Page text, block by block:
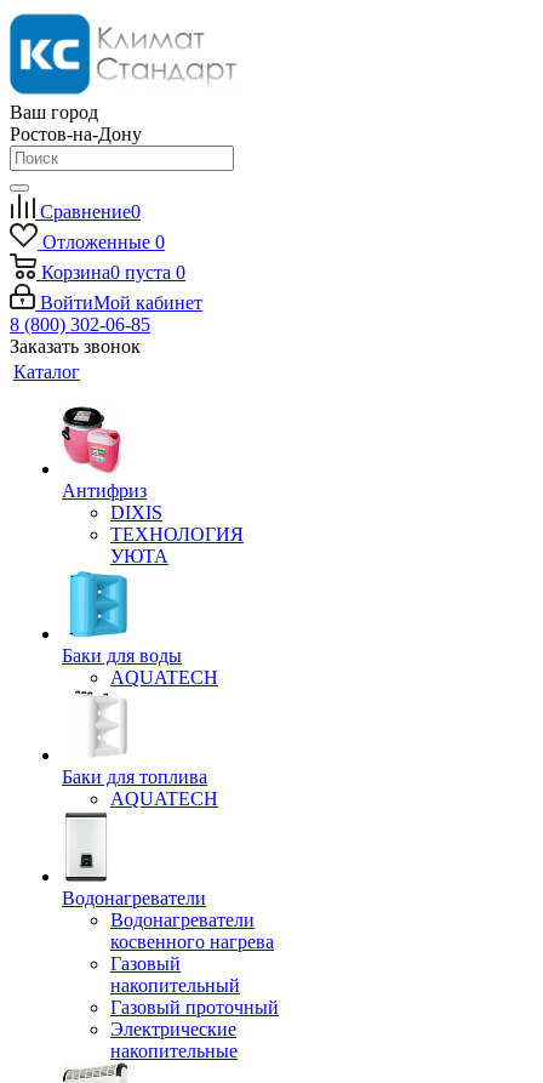
Ваш город
Ростов-на-Дону
Сравнение0
Отложенные 0
Корзина0 пуста 0
ВойтиМой кабинет
8 (800) 302-06-85
Заказать звонок
Каталог
Антифриз
DIXIS
ТЕХНОЛОГИЯ
УЮТА
Баки для воды
AQUATECH
Баки для топлива
AQUATECH
Водонагреватели
Водонагреватели
косвенного нагрева
Газовый
накопительный
Газовый проточный
Электрические
накопительные